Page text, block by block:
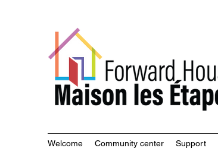
Welcome Community center Support